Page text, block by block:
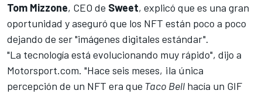
Tom Mizzone, CEO de Sweet, explicó que es una gran
oportunidad y aseguró que los NFT están poco a poco
dejando de ser "imágenes digitales estándar".
"La tecnología está evolucionando muy rápido", dijo a
Motorsport.com. "Hace seis meses, ¡la única
percepción de un NFT era que Taco Bell hacía un GIF